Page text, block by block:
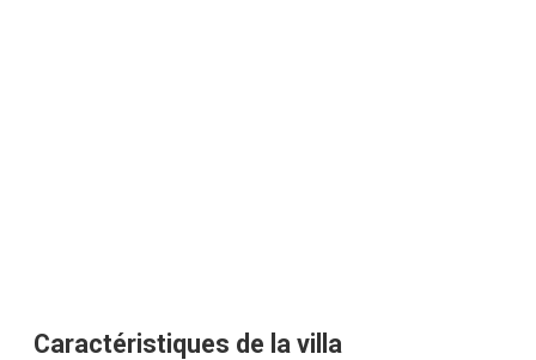
Caractéristiques de la villa